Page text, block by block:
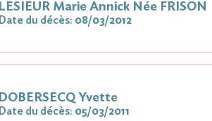
LESIEUR Marie Annick Née FRISON
Date du décès: 08/03/2012
DOBERSECQ Yvette
Date du décès: 05/03/2011